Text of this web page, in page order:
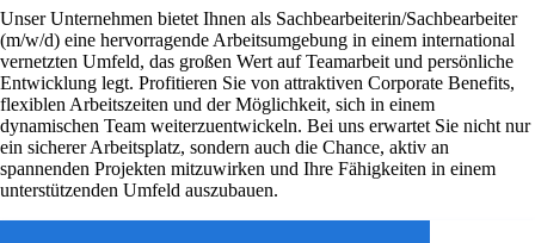
Unser Unternehmen bietet Ihnen als Sachbearbeiterin/Sachbearbeiter
(m/w/d) eine hervorragende Arbeitsumgebung in einem international
vernetzten Umfeld, das großen Wert auf Teamarbeit und persönliche
Entwicklung legt. Profitieren Sie von attraktiven Corporate Benefits,
flexiblen Arbeitszeiten und der Möglichkeit, sich in einem
dynamischen Team weiterzuentwickeln. Bei uns erwartet Sie nicht nur
ein sicherer Arbeitsplatz, sondern auch die Chance, aktiv an
spannenden Projekten mitzuwirken und Ihre Fähigkeiten in einem
unterstützenden Umfeld auszubauen.